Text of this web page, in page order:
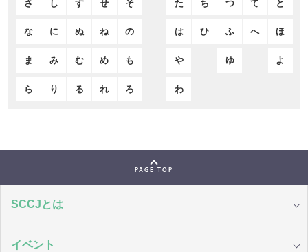
さ し す せ そ た ち つ て と
な に ぬ ね の は ひ ふ へ ほ
ま み む め も や ゆ よ
ら り る れ ろ わ
PAGE TOP
SCCJとは
イベント